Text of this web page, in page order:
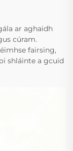
ar aghaidh
cúram.
fairsing,
shláinte a gcuid